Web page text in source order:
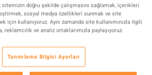
Egg Skin DLC XBOX One / Xbox
X|S / PC CD Key
değerlendirmelerin 43836 mükemmel
doğru şekilde çalışmasını sağlamak, içerikleri
sosyal medya özellikleri sunmak ve site
için kullanıyoruz. Aynı zamanda site kullanımınızla ilgili
reklamcılık ve analiz ortaklarımızla paylaşıyoruz.
Tanımlama Bilgisi Ayarları